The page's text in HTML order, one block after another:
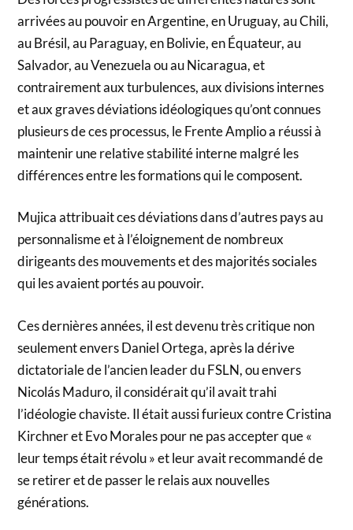
arrivées au pouvoir en Argentine, en Uruguay, au Chili,
au Brésil, au Paraguay, en Bolivie, en Équateur, au
Salvador, au Venezuela ou au Nicaragua, et
contrairement aux turbulences, aux divisions internes
et aux graves déviations idéologiques qu’ont connues
plusieurs de ces processus, le Frente Amplio a réussi à
maintenir une relative stabilité interne malgré les
différences entre les formations qui le composent.
Mujica attribuait ces déviations dans d’autres pays au
personnalisme et à l’éloignement de nombreux
dirigeants des mouvements et des majorités sociales
qui les avaient portés au pouvoir.
Ces dernières années, il est devenu très critique non
seulement envers Daniel Ortega, après la dérive
dictatoriale de l’ancien leader du FSLN, ou envers
Nicolás Maduro, il considérait qu’il avait trahi
l’idéologie chaviste. Il était aussi furieux contre Cristina
Kirchner et Evo Morales pour ne pas accepter que «
leur temps était révolu » et leur avait recommandé de
se retirer et de passer le relais aux nouvelles
générations.